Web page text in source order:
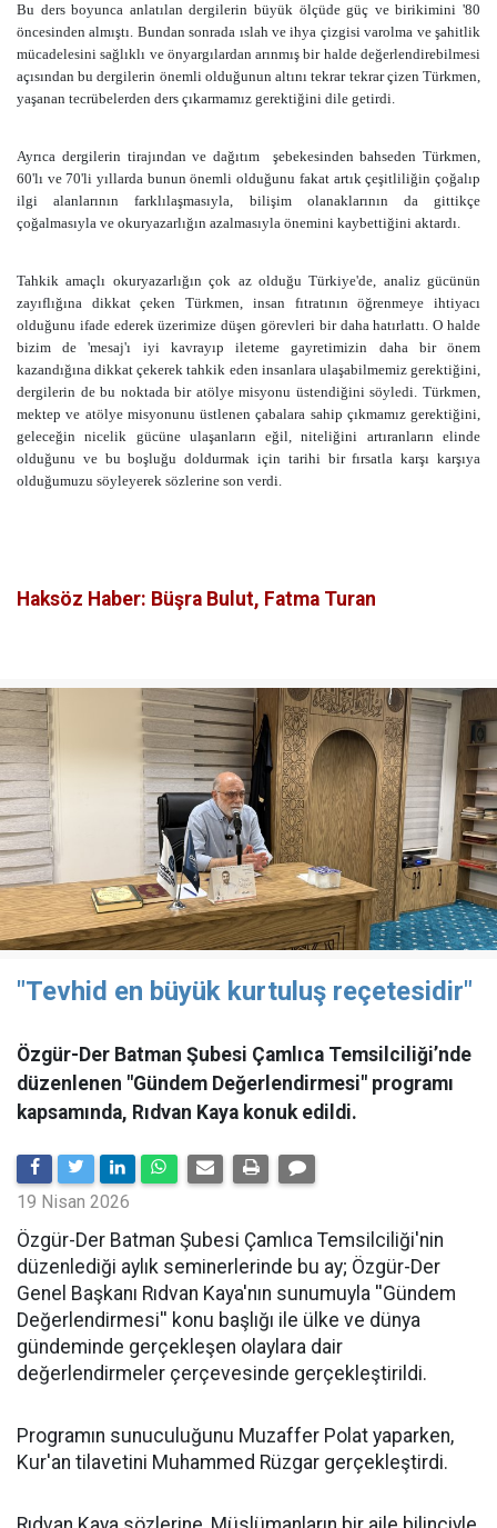
Bu ders boyunca anlatılan dergilerin büyük ölçüde güç ve birikimini '80
öncesinden almıştı. Bundan sonrada ıslah ve ihya çizgisi varolma ve şahitlik
mücadelesini sağlıklı ve önyargılardan arınmış bir halde değerlendirebilmesi
açısından bu dergilerin önemli olduğunun altını tekrar tekrar çizen Türkmen,
yaşanan tecrübelerden ders çıkarmamız gerektiğini dile getirdi.
Ayrıca dergilerin tirajından ve dağıtım şebekesinden bahseden Türkmen,
60'lı ve 70'li yıllarda bunun önemli olduğunu fakat artık çeşitliliğin çoğalıp
ilgi alanlarının farklılaşmasıyla, bilişim olanaklarının da gittikçe
çoğalmasıyla ve okuryazarlığın azalmasıyla önemini kaybettiğini aktardı.
Tahkik amaçlı okuryazarlığın çok az olduğu Türkiye'de, analiz gücünün
zayıflığına dikkat çeken Türkmen, insan fıtratının öğrenmeye ihtiyacı
olduğunu ifade ederek üzerimize düşen görevleri bir daha hatırlattı. O halde
bizim de 'mesaj'ı iyi kavrayıp ileteme gayretimizin daha bir önem
kazandığına dikkat çekerek tahkik eden insanlara ulaşabilmemiz gerektiğini,
dergilerin de bu noktada bir atölye misyonu üstendiğini söyledi. Türkmen,
mektep ve atölye misyonunu üstlenen çabalara sahip çıkmamız gerektiğini,
geleceğin nicelik gücüne ulaşanların eğil, niteliğini artıranların elinde
olduğunu ve bu boşluğu doldurmak için tarihi bir fırsatla karşı karşıya
olduğumuzu söyleyerek sözlerine son verdi.
Haksöz Haber: Büşra Bulut, Fatma Turan
"Tevhid en büyük kurtuluş reçetesidir"
Özgür-Der Batman Şubesi Çamlıca Temsilciliği’nde
düzenlenen "Gündem Değerlendirmesi" programı
kapsamında, Rıdvan Kaya konuk edildi.
19 Nisan 2026
​Özgür-Der Batman Şubesi Çamlıca Temsilciliği'nin
düzenlediği aylık seminerlerinde bu ay; Özgür-Der
Genel Başkanı Rıdvan Kaya'nın sunumuyla ''Gündem
Değerlendirmesi'' konu başlığı ile ülke ve dünya
gündeminde gerçekleşen olaylara dair
değerlendirmeler çerçevesinde gerçekleştirildi.
Programın sunuculuğunu Muzaffer Polat yaparken,
Kur'an tilavetini Muhammed Rüzgar gerçekleştirdi.